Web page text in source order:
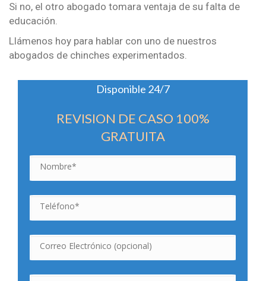
Si no, el otro abogado tomara ventaja de su falta de
educación.
Llámenos hoy para hablar con uno de nuestros
abogados de chinches experimentados.
Disponible 24/7
REVISION DE CASO 100%
GRATUITA